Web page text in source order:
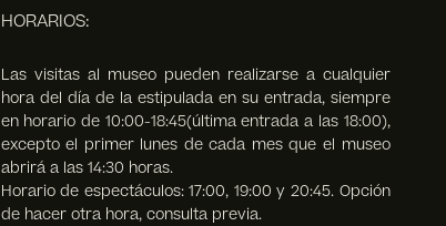
HORARIOS:
Las visitas al museo pueden realizarse a cualquier
hora del día de la estipulada en su entrada, siempre
en horario de 10:00-18:45(última entrada a las 18:00),
excepto el primer lunes de cada mes que el museo
abrirá a las 14:30 horas.
Horario de espectáculos: 17:00, 19:00 y 20:45. Opción
de hacer otra hora, consulta previa.